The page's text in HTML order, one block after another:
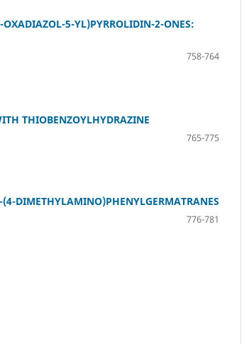
5-YL)PYRROLIDIN-2-ONES:
758-764
THIOBENZOYLHYDRAZINE
765-775
DIMETHYLAMINO)PHENYLGERMATRANES
776-781